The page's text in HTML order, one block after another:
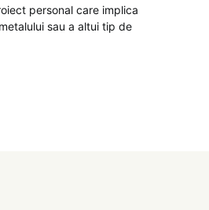
personal care implica
sau a altui tip de